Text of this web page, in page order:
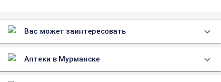
Вас может заинтересовать
Аптеки в Мурманске